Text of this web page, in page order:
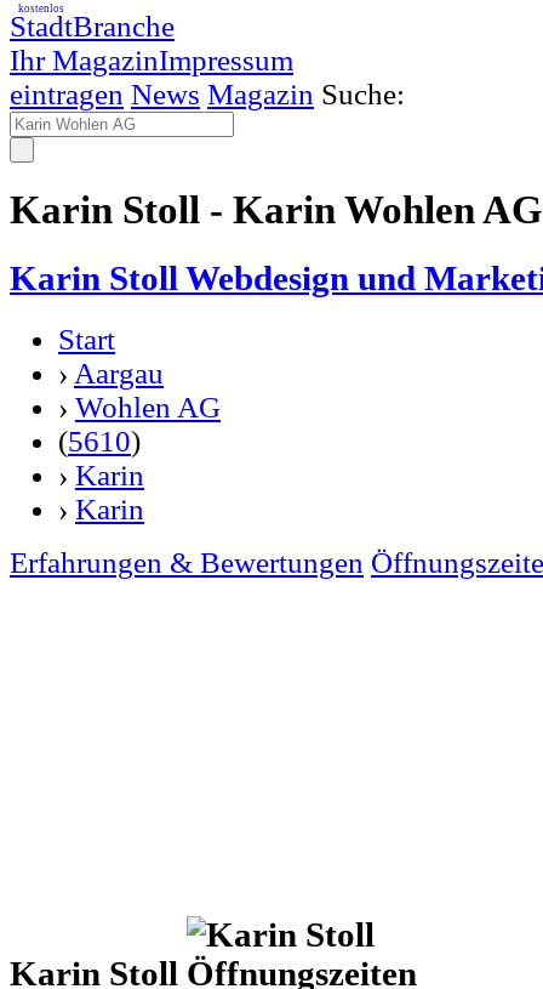
StadtBranche
Ihr MagazinImpressum
kostenlos
eintragen News Magazin Suche:
Karin Stoll - Karin Wohlen AG
Karin Stoll Webdesign und
Start
› Aargau
› Wohlen AG
(5610)
› Karin
› Karin
Erfahrungen & Bewertungen
Karin Stoll